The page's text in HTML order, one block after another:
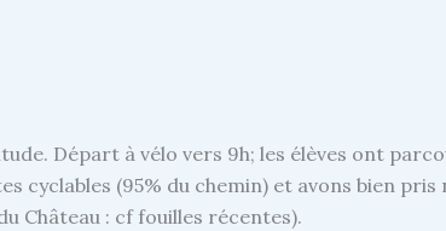
Départ à vélo vers 9h; les élèves ont
cyclables (95% du chemin) et avons bien
Château : cf fouilles récentes).